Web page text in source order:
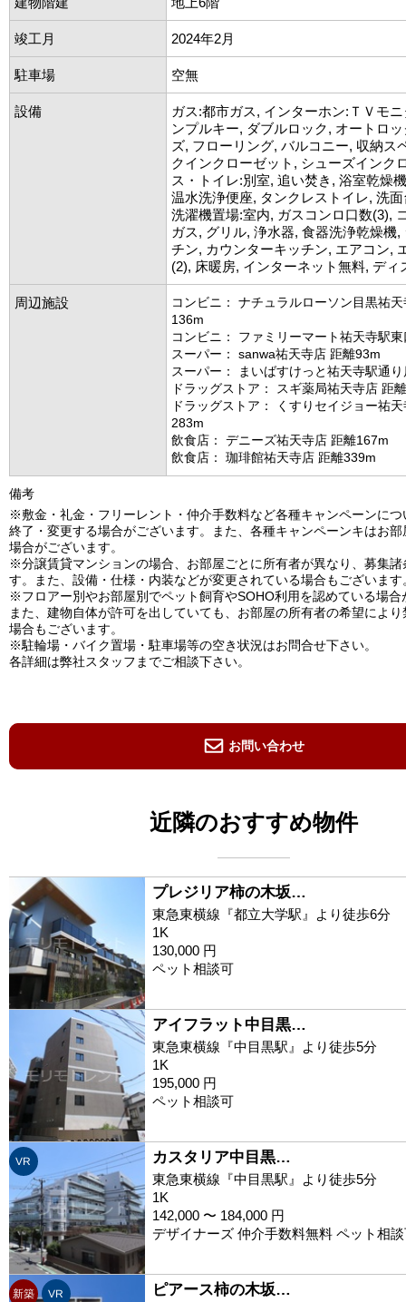
竣工月 2024年2月
駐車場 空無
設備
ガス:都市ガス, インターホン:ＴＶモ
ンプルキー, ダブルロック, オートロ
ズ, フローリング, バルコニー, 収納ス
クインクローゼット, シューズインク
ス・トイレ:別室, 追い焚き, 浴室乾燥
温水洗浄便座, タンクレストイレ, 洗
洗濯機置場:室内, ガスコンロ口数(3),
ガス, グリル, 浄水器, 食器洗浄乾燥機,
チン, カウンターキッチン, エアコン,
(2), 床暖房, インターネット無料, ディ
周辺施設
コンビニ： ナチュラルローソン目黒祐
136m
コンビニ： ファミリーマート祐天寺駅
スーパー： sanwa祐天寺店 距離93m
スーパー： まいばすけっと祐天寺駅通
ドラッグストア： スギ薬局祐天寺店 距
ドラッグストア： くすりセイジョー祐
283m
飲食店： デニーズ祐天寺店 距離167m
飲食店： 珈琲館祐天寺店 距離339m
備考
※敷金・礼金・フリーレント・仲介手数料など各種キャンペーンにつ
終了・変更する場合がございます。また、各種キャンペーンキはお
場合がございます。
※分譲賃貸マンションの場合、お部屋ごとに所有者が異なり、募集諸
す。また、設備・仕様・内装などが変更されている場合もございます
※フロアー別やお部屋別でペット飼育やSOHO利用を認めている場合
また、建物自体が許可を出していても、お部屋の所有者の希望によ
場合もございます。
※駐輪場・バイク置場・駐車場等の空き状況はお問合せ下さい。
各詳細は弊社スタッフまでご相談下さい。
お問い合わせ
近隣のおすすめ物件
プレジリア柿の木坂…
東急東横線『都立大学駅』より徒歩6分
1K
130,000 円
ペット相談可
アイフラット中目黒…
東急東横線『中目黒駅』より徒歩5分
1K
195,000 円
ペット相談可
VR カスタリア中目黒…
東急東横線『中目黒駅』より徒歩5分
1K
142,000 〜 184,000 円
デザイナーズ 仲介手数料無料 ペット相
新築 VR ピアース柿の木坂…